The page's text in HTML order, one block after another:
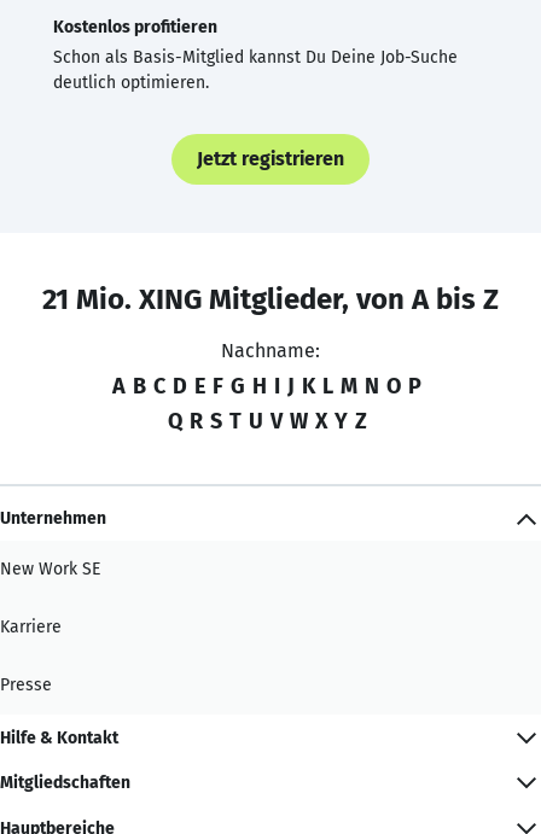
Kostenlos profitieren
Schon als Basis-Mitglied kannst Du Deine Job-Suche
deutlich optimieren.
Jetzt registrieren
21 Mio. XING Mitglieder, von A bis Z
Nachname:
A B C D E F G H I J K L M N O P
Q R S T U V W X Y Z
Unternehmen
New Work SE
Karriere
Presse
Hilfe & Kontakt
Mitgliedschaften
Hauptbereiche